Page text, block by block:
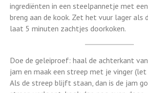
ingrediënten in een steelpannetje met
breng aan de kook. Zet het vuur lager als
laat 5 minuten zachtjes doorkoken.
Doe de geleiproef: haal de achterkant
jam en maak een streep met je vinger (let
Als de streep blijft staan, dan is de jam